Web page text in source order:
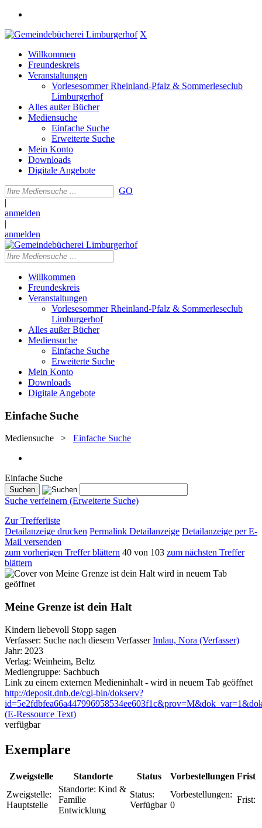
X
Willkommen
Freundeskreis
Veranstaltungen
Vorlesesommer Rheinland-Pfalz & Sommerleseclub
Limburgerhof
Alles außer Bücher
Mediensuche
Einfache Suche
Erweiterte Suche
Mein Konto
Downloads
Digitale Angebote
GO
|
anmelden
|
anmelden
Willkommen
Freundeskreis
Veranstaltungen
Vorlesesommer Rheinland-Pfalz & Sommerleseclub
Limburgerhof
Alles außer Bücher
Mediensuche
Einfache Suche
Erweiterte Suche
Mein Konto
Downloads
Digitale Angebote
Einfache Suche
Mediensuche > Einfache Suche
Einfache Suche
Suche verfeinern (Erweiterte Suche)
Zur Trefferliste
Detailanzeige drucken Permalink Detailanzeige Detailanzeige per E-
Mail versenden
zum vorherigen Treffer blättern 40 von 103 zum nächsten Treffer
blättern
wird in neuem Tab
geöffnet
Meine Grenze ist dein Halt
Kindern liebevoll Stopp sagen
Verfasser: Suche nach diesem Verfasser Imlau, Nora (Verfasser)
Jahr: 2023
Verlag: Weinheim, Beltz
Mediengruppe: Sachbuch
Link zu einem externen Medieninhalt - wird in neuem Tab geöffnet
http://deposit.dnb.de/cgi-bin/dokserv?
(E-Ressource Text)
verfügbar
Exemplare
Zweigstelle Standorte Status Vorbestellungen Frist
Zweigstelle:
Hauptstelle
Standorte: Kind &
Familie
Entwicklung
Status:
Verfügbar
Vorbestellungen:
0
Frist: